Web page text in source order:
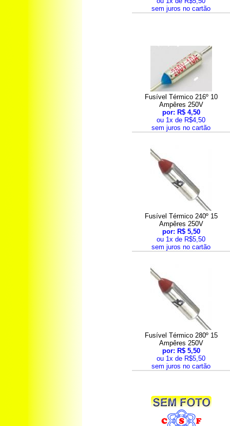
sem juros no cartão
Fusível Térmico 216º 10
Ampêres 250V
por: R$ 4,50
ou 1x de R$4,50
sem juros no cartão
Fusível Térmico 240º 15
Ampêres 250V
por: R$ 5,50
ou 1x de R$5,50
sem juros no cartão
Fusível Térmico 280º 15
Ampêres 250V
por: R$ 5,50
ou 1x de R$5,50
sem juros no cartão